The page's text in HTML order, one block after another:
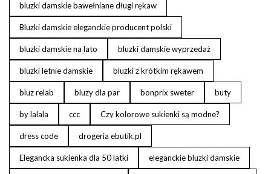
bluzki damskie bawełniane długi rękaw
Bluzki damskie eleganckie producent polski
bluzki damskie na lato bluzki damskie wyprzedaż
bluzki letnie damskie bluzki z krótkim rękawem
bluz relab bluzy dla par bonprix sweter buty
by lalala ccc Czy kolorowe sukienki są modne?
dress code drogeria ebutik.pl
Elegancka sukienka dla 50 latki eleganckie bluzki damskie